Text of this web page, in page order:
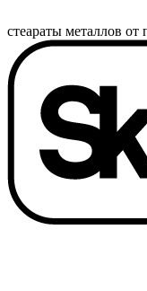
стеараты металлов